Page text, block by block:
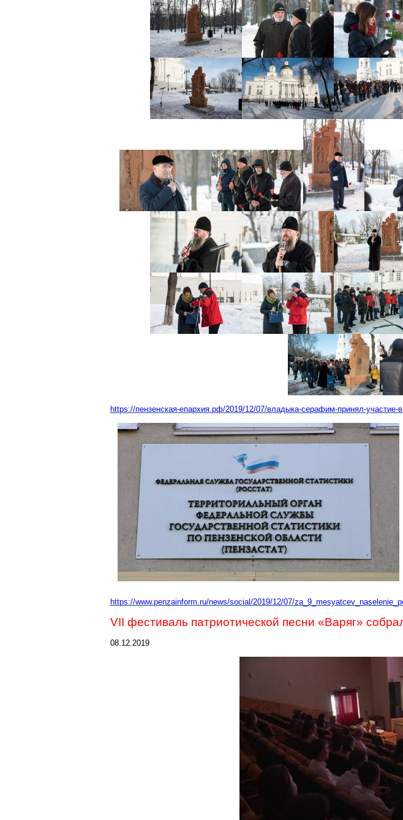
https://пензенская-епархия.рф/2019/12/07/владыка-серафим-принял-участие-
https://www.penzainform.ru/news/social/2019/12/07/
VII фестиваль патриотической песни «Варяг»
08.12.2019